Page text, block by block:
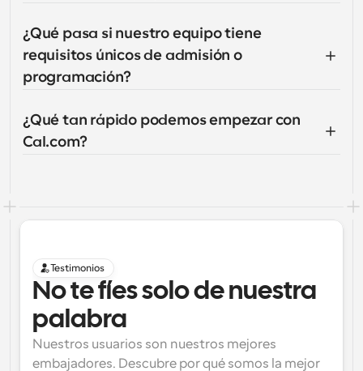
¿Qué pasa si nuestro equipo tiene
requisitos únicos de admisión o
programación?
¿Qué tan rápido podemos empezar con
Cal.com?
Testimonios
No te fíes solo de nuestra
palabra
Nuestros usuarios son nuestros mejores
embajadores. Descubre por qué somos la mejor